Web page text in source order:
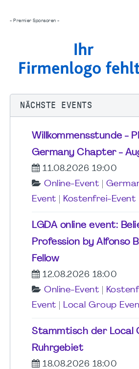
- Premier Sponsoren -
NÄCHSTE EVENTS
Willkommensstunde -
Germany Chapter -
11.08.2026 19:00
Online-Event
Event
Kostenfrei-Event
LGDA online event:
Profession by Alfonso
Fellow
12.08.2026 18:00
Online-Event
Event
Local Group
Stammtisch der Local
Ruhrgebiet
18.08.2026 18:00